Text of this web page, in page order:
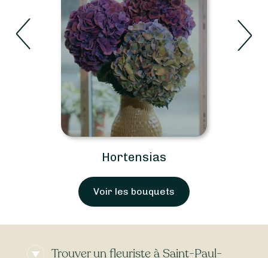
Hortensias
Voir les bouquets
Trouver un fleuriste à Saint-Paul-